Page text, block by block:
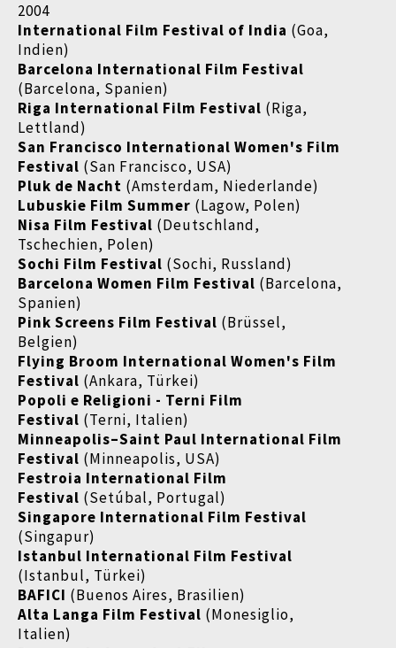
2004
International Film Festival of India (Goa,
Indien)
Barcelona International Film Festival
(Barcelona, Spanien)
Riga International Film Festival (Riga,
Lettland)
San Francisco International Women's Film
Festival (San Francisco, USA)
Pluk de Nacht (Amsterdam, Niederlande)
Lubuskie Film Summer (Lagow, Polen)
Nisa Film Festival (Deutschland,
Tschechien, Polen)
Sochi Film Festival (Sochi, Russland)
Barcelona Women Film Festival (Barcelona,
Spanien)
Pink Screens Film Festival (Brüssel,
Belgien)
Flying Broom International Women's Film
Festival (Ankara, Türkei)
Popoli e Religioni - Terni Film
Festival (Terni, Italien)
Minneapolis–Saint Paul International Film
Festival (Minneapolis, USA)
Festroia International Film
Festival (Setúbal, Portugal)
Singapore International Film Festival​​​​​​​
(Singapur)
Istanbul International Film Festival
(Istanbul, Türkei)
BAFICI (Buenos Aires, Brasilien)
Alta Langa Film Festival (Monesiglio,
Italien)